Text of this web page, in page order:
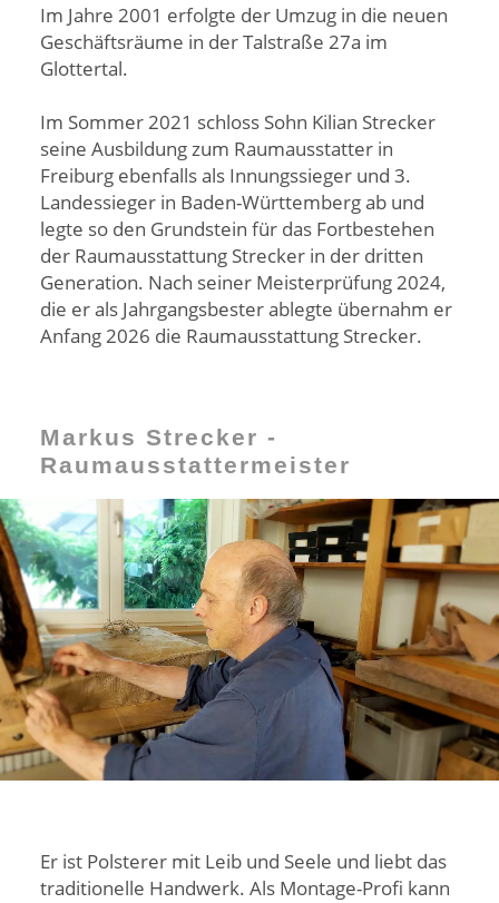
Im Jahre 2001 erfolgte der Umzug in die neuen
Geschäftsräume in der Talstraße 27a im
Glottertal.
Im Sommer 2021 schloss Sohn Kilian Strecker
seine Ausbildung zum Raumausstatter in
Freiburg ebenfalls als Innungssieger und 3.
Landessieger in Baden-Württemberg ab und
legte so den Grundstein für das Fortbestehen
der Raumausstattung Strecker in der dritten
Generation. Nach seiner Meisterprüfung 2024,
die er als Jahrgangsbester ablegte übernahm er
Anfang 2026 die Raumausstattung Strecker.
Markus Strecker -
Raumausstattermeister
Er ist Polsterer mit Leib und Seele und liebt das
traditionelle Handwerk. Als Montage-Profi kann